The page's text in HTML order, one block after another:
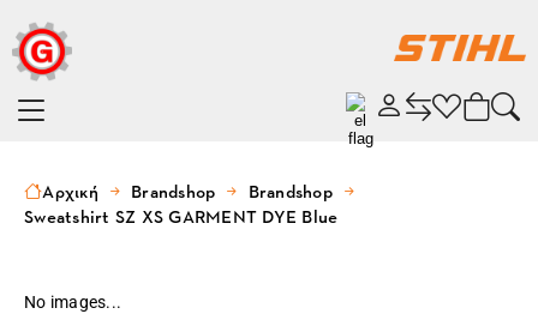
Αρχική Brandshop
Brandshop
Sweatshirt SZ XS GARMENT DYE Blue
No images...